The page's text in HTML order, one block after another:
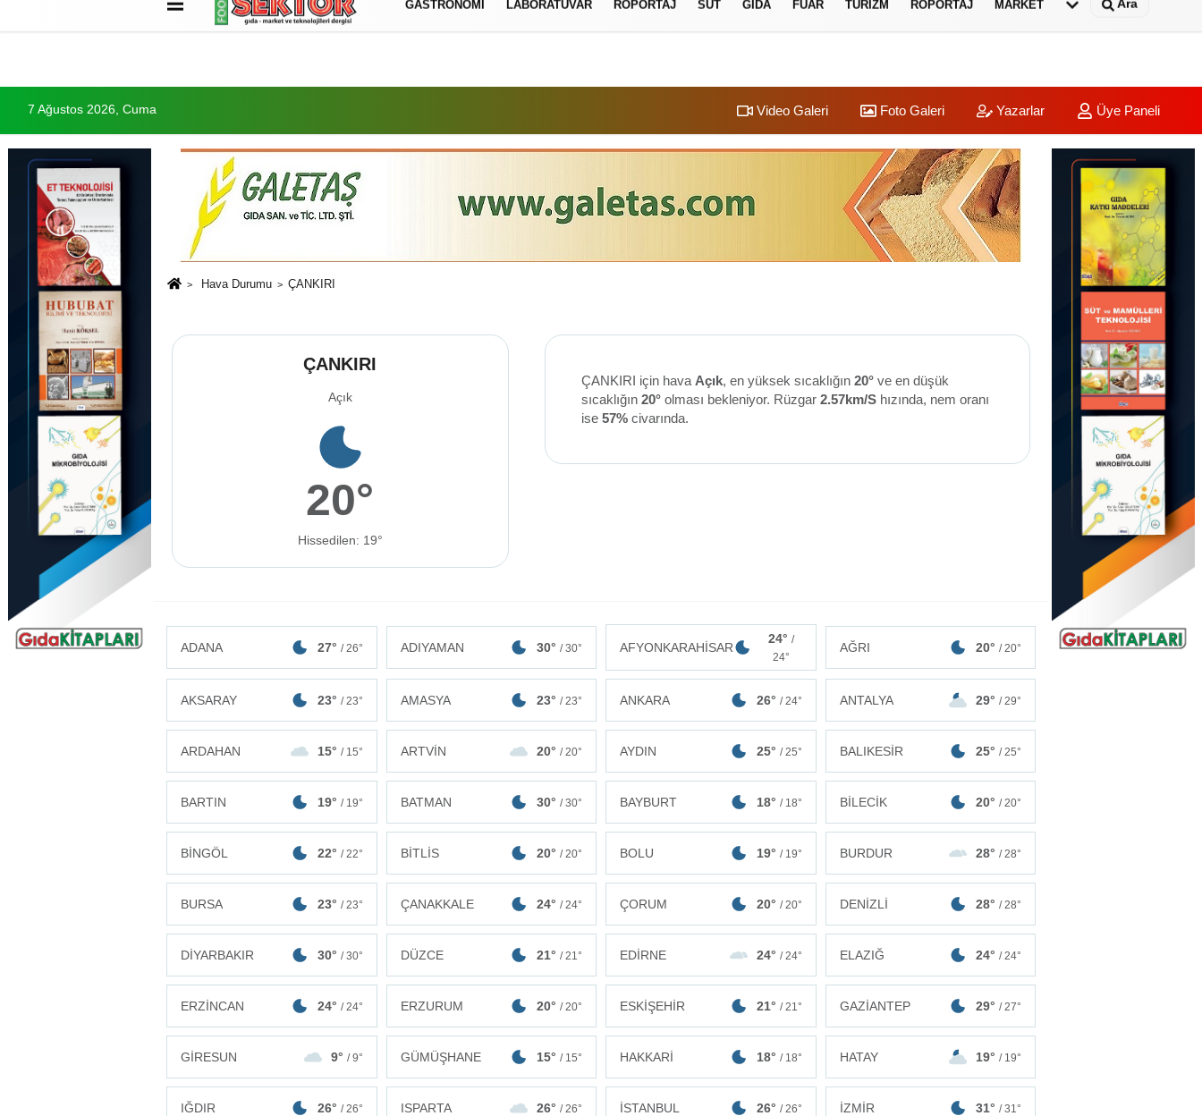
İletişim Çerez Politikası
GASTRONOMI LABORATUVAR RÖPORTAJ SÜT GIDA FUAR TURIZM RÖPORTAJ MARKET Ara
7 Ağustos 2026, Cuma Video Galeri Foto Galeri Yazarlar Üye Paneli
Hava Durumu ÇANKIRI
ÇANKIRI
Açık
20°
Hissedilen: 19°
ÇANKIRI için hava Açık, en yüksek sıcaklığın 20°ve en düşük
sıcaklığın 20°olması bekleniyor. Rüzgar 2.57km/Shızında, nem oranı
ise 57%civarında.
ADANA 27° / 26° ADIYAMAN 30° / 30° AFYONKARAHİSAR
24° /
24°
AĞRI 20° / 20°
AKSARAY 23° / 23° AMASYA 23° / 23° ANKARA 26° / 24° ANTALYA 29° / 29°
ARDAHAN 15° / 15° ARTVİN 20° / 20° AYDIN 25° / 25° BALIKESİR 25° / 25°
BARTIN 19° / 19° BATMAN 30° / 30° BAYBURT 18° / 18° BİLECİK 20° / 20°
BİNGÖL 22° / 22° BİTLİS 20° / 20° BOLU 19° / 19° BURDUR 28° / 28°
BURSA 23° / 23° ÇANAKKALE 24° / 24° ÇORUM 20° / 20° DENİZLİ 28° / 28°
DİYARBAKIR 30° / 30° DÜZCE 21° / 21° EDİRNE 24° / 24° ELAZIĞ 24° / 24°
ERZİNCAN 24° / 24° ERZURUM 20° / 20° ESKİŞEHİR 21° / 21° GAZİANTEP 29° / 27°
GİRESUN 9° / 9° GÜMÜŞHANE 15° / 15° HAKKARİ 18° / 18° HATAY 19° / 19°
IĞDIR 26° / 26° ISPARTA 26° / 26° İSTANBUL 26° / 26° İZMİR 31° / 31°